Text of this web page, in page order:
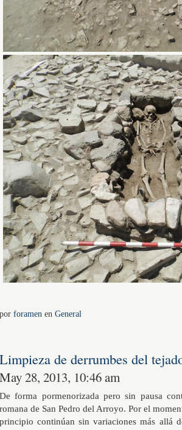
por foramenen General
Limpieza de derrumbes del
May 28, 2013, 10:46 am
De forma pormenorizada pero sin pausa
romana de San Pedro del Arroyo. Por el
principio continúan sin variaciones más allá